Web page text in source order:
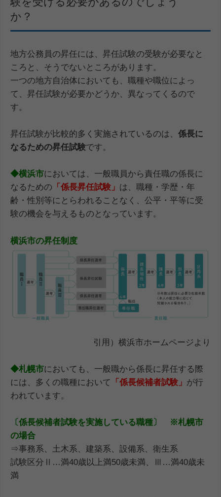
か？
地方公務員の昇任には、昇任試験の受験が必要なと
ころと、そうでないところがあります。
一つの地方自治体においても、職種や職位によっ
て、昇任試験が必要かどうか、異なってくるので
す。
昇任試験が比較的多く実施されているのは、 係長に
なるための昇任試験です。
◆横浜市においては、一般職員から責任職の係長に
なるための 「係長昇任試験」 は、職種・学歴・年
齢・性別等にとらわれることなく、公平・平等に受
験の機会を与えるものとなっています。
横浜市の昇任制度
引用）横浜市ホームページより
◆札幌市においても、一般職から係長に昇任する際
には、多くの職種において
「係長候補者試験」 が行
われています。
〔係長候補者試験を実施している職種〕 ※札幌市
の場合
⇒事務系、土木系、建築系、設備系、衛生系
試験区分Ⅱ…満40歳以上満50歳未満、Ⅲ…満40歳未
満